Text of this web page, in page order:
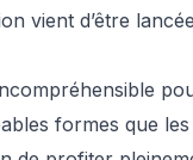
vient d’être
formes que